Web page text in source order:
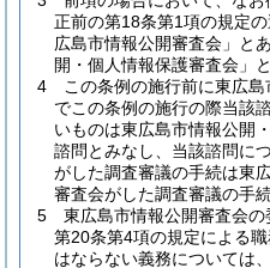
正前の第18条第1項の規定
広島市情報公開審査会」と
開・個人情報保護審査会」と
4
この条例の施行前に東広
でこの条例の施行の際当該
いものは東広島市情報公開
諮問とみなし、当該諮問に
がした調査審議の手続は東
審査会がした調査審議の手
5
東広島市情報公開審査会
第20条第4項の規定による
はならない義務については